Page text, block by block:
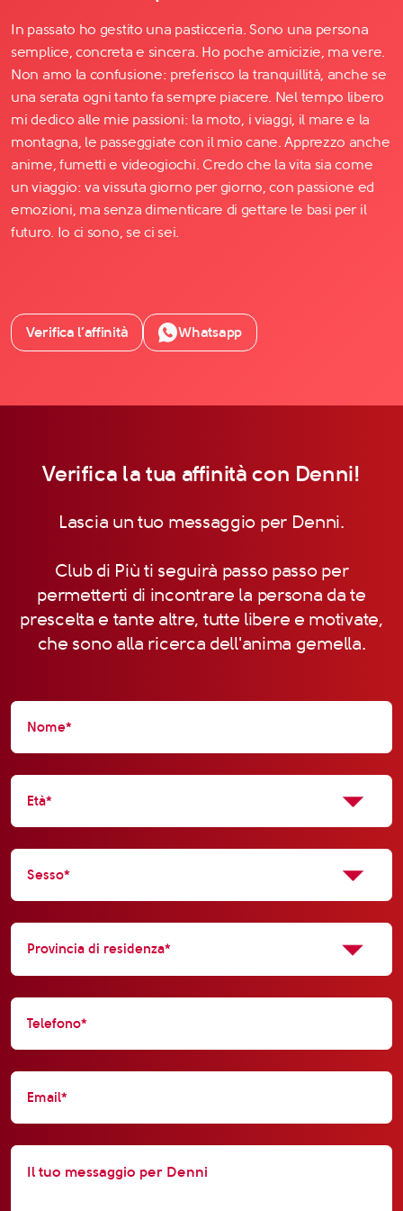
In passato ho gestito una pasticceria. Sono una persona
semplice, concreta e sincera. Ho poche amicizie, ma vere.
Non amo la confusione: preferisco la tranquillità, anche se
una serata ogni tanto fa sempre piacere. Nel tempo libero
mi dedico alle mie passioni: la moto, i viaggi, il mare e la
montagna, le passeggiate con il mio cane. Apprezzo anche
anime, fumetti e videogiochi. Credo che la vita sia come
un viaggio: va vissuta giorno per giorno, con passione ed
emozioni, ma senza dimenticare di gettare le basi per il
futuro. Io ci sono, se ci sei.
Verifica l’affinità Whatsapp
Verifica la tua affinità con Denni!
Lascia un tuo messaggio per Denni.
Club di Più ti seguirà passo passo per
permetterti di incontrare la persona da te
prescelta e tante altre, tutte libere e motivate,
che sono alla ricerca dell'anima gemella.